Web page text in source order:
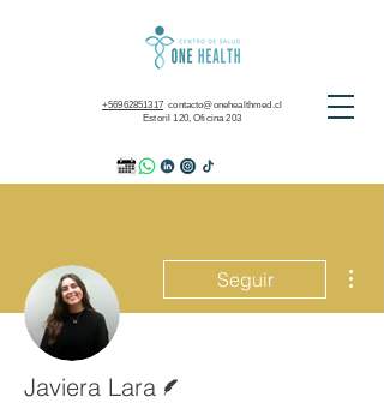
+56962851317 contacto@onehealthmed.cl
Estoril 120, Oficina 203
Seguir
Javiera Lara